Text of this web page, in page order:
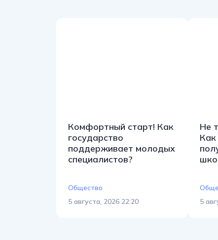
Комфортный старт! Как
государство
поддерживает молодых
специалистов?
Общество
5 августа, 2026 22:20
Не
Как
5